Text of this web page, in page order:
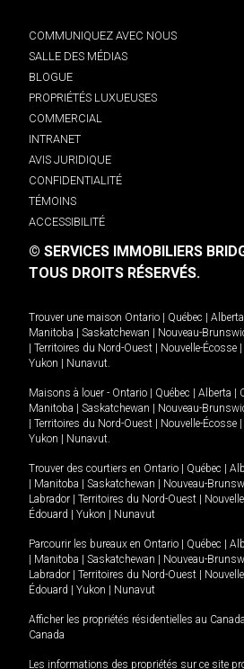
COMMUNIQUEZ AVEC NOUS
SALLE DES MÉDIAS
BLOGUE
PROPRIÉTÉS LUXUEUSES
COMMERCIAL
INTRANET
AVIS JURIDIQUE
CONFIDENTIALITÉ
TÉMOINS
ACCESSIBILITÉ
© SERVICES IMMOBILIERS
TOUS DROITS RÉSERVÉS.
Trouver une maison Ontario Québec Alberta
Manitoba
Saskatchewan Nouveau-
Territoires du Nord-Ouest Nouvelle-Écosse
Yukon
Nunavut.
Maisons à louer - Ontario Québec Alberta
Manitoba
Saskatchewan Nouveau-
Territoires du Nord-Ouest Nouvelle-Écosse
Yukon
Nunavut.
Trouver des courtiers en Ontario Québec
Manitoba Saskatchewan Nouveau-
Labrador
Territoires du Nord-Ouest
Édouard
Yukon Nunavut
Parcourir les bureaux en Ontario Québec
Manitoba Saskatchewan Nouveau-
Labrador
Territoires du Nord-Ouest
Édouard
Yukon Nunavut
Afficher les propriétés résidentielles au Canada
Canada
Les informations des propriétés sur ce site